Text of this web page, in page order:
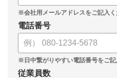
電話番号
従業員数